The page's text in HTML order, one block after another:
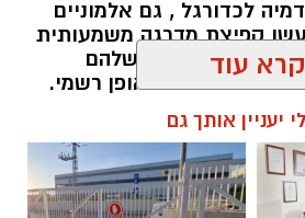
לכדורגל , גם אלמוניים
קפיצת מדרגה משמעותית
בקבוצות האם שלהם
לכוכבים באופן רשמי.
את עסקת הענק עם מרטין
אנדגי בשווי של כ 12 מיליון ש"ח - בואו נזכר
בשנים האחרונות
קרא עוד
יעניין אותך גם